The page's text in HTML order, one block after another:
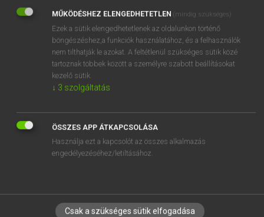
EGYÉNI FELHASZNÁLÓKNAK
TANULÓKNAK
OKTATÁSI INTÉZMÉNYEKNEK
VÁLLALATI MEGOLDÁSOK
RÓLUNK
ELÉRHETŐSÉG
SÜTI BEÁLLÍTÁSOK
MŰKÖDÉSHEZ ELENGEDHETETLEN (mindig szükséges)
Ezek a sütik elengedhetetlenek az oldalunkon történő
böngészéshez,a funkciók használatához, és a felhasználók
nem tilthatják le azokat. A feltétlenül szükséges sütik közé
tartoznak többek között a személyre szabott beállításokat
kezelő sütik.
↓ 3 szolgáltatás
ÖSSZES APP ÁTKAPCSOLÁSA
Használja ezt a kapcsolót az összes alkalmazás
engedélyezéséhez/letiltásához.
Csak a szükséges sütik elfogadása